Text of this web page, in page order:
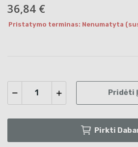
36,84 €
Pristatymo terminas: Nenumatyta
Pridėti
Pirkti